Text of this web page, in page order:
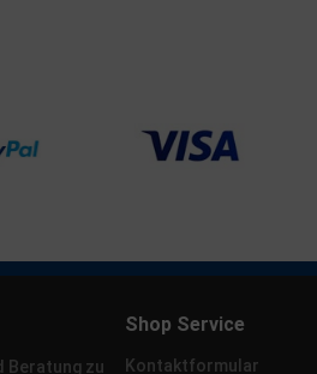
Beratung zu
Shop Service
Kontaktformular